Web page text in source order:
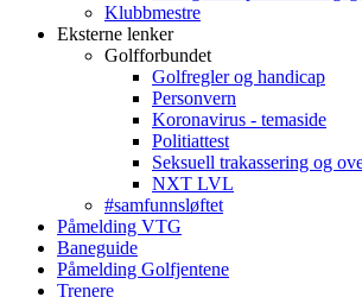
Klubbmestre
Eksterne lenker
Golfforbundet
Golfregler og handicap
Personvern
Koronavirus - temaside
Politiattest
Seksuell trakassering og
NXT LVL
#samfunnsløftet
Påmelding VTG
Baneguide
Påmelding Golfjentene
Trenere